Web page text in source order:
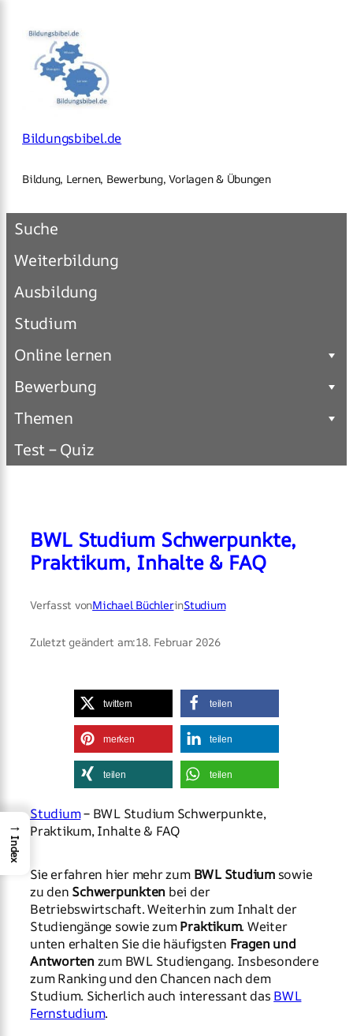
Inhalt
springen
Bildungsbibel.de
Bildung, Lernen, Bewerbung, Vorlagen & Übungen
Suche
Weiterbildung
Ausbildung
Studium
Online lernen
Bewerbung
Themen
Test – Quiz
BWL Studium Schwerpunkte,
Praktikum, Inhalte & FAQ
Verfasst vonMichael BüchlerinStudium
Zuletzt geändert am:18. Februar 2026
twittern teilen
merken teilen
teilen teilen
Studium– BWL Studium Schwerpunkte,
Praktikum, Inhalte & FAQ
Sie erfahren hier mehr zum BWL Studiumsowie
zu den Schwerpunkten bei der
Betriebswirtschaft. Weiterhin zum Inhalt der
Studiengänge sowie zumPraktikum. Weiter
unten erhalten Sie die häufigsten Fragen und
Antwortenzum BWL Studiengang. Insbesondere
zum Ranking und den Chancen nach dem
Studium. Sicherlich auch interessant das BWL
Fernstudium.
→
Index